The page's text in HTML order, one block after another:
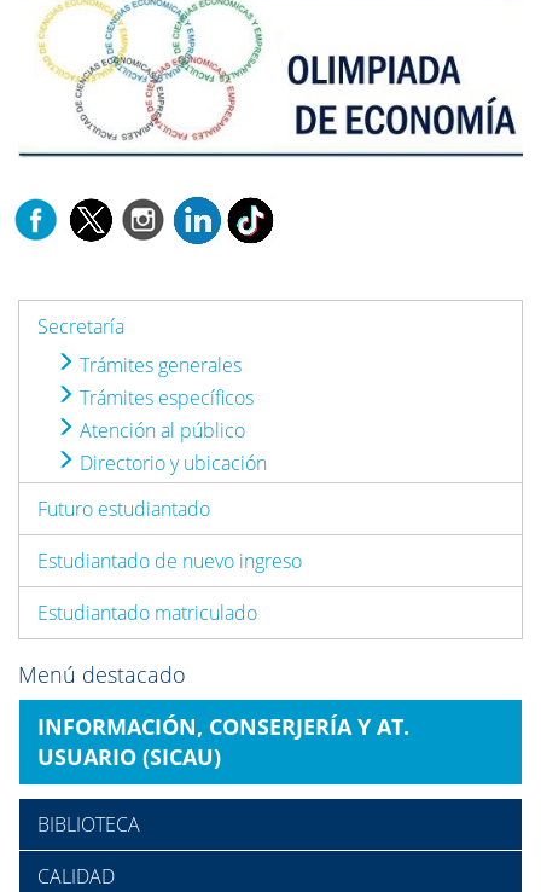
Secretaría
Trámites generales
Trámites específicos
Atención al público
Directorio y ubicación
Futuro estudiantado
Estudiantado de nuevo ingreso
Estudiantado matriculado
Menú destacado
INFORMACIÓN, CONSERJERÍA Y AT.
USUARIO (SICAU)
BIBLIOTECA
CALIDAD